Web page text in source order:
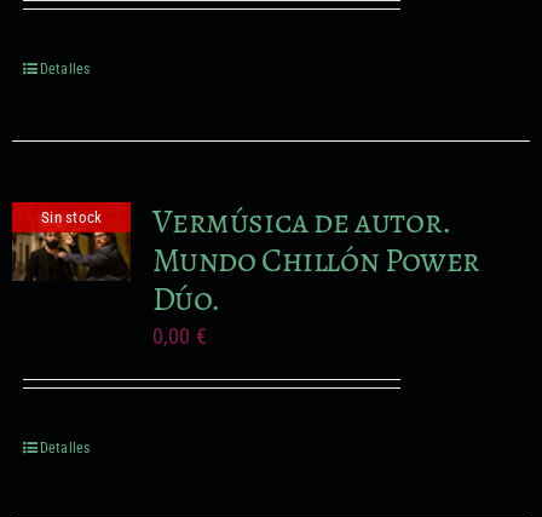
Detalles
Sin stock
Vermúsica de autor.
Mundo Chillón Power
Dúo.
0,00 €
Detalles